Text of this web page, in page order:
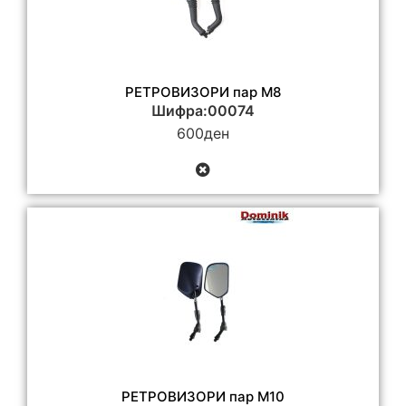
РЕТРОВИЗОРИ пар M8
Шифра:00074
600ден
РЕТРОВИЗОРИ пар М10